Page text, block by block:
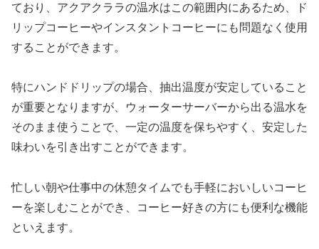
ており、アクアクララの温水はこの範囲内にあるため、ド
リップコーヒーやインスタントコーヒーにも問題なく使用
することができます。
特にハンドドリップの場合、抽出温度が安定していること
が重要となりますが、ウォーターサーバーから出る温水を
そのまま使うことで、一定の温度を保ちやすく、安定した
味わいを引き出すことができます。
忙しい朝や仕事中の休憩タイムでも手軽においしいコーヒ
ーを楽しむことができ、コーヒー好きの方にも便利な機能
といえます。